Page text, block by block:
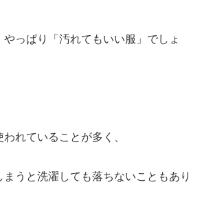
っぱり 「汚れてもいい服」 でしょ
れていることが多く、
うと洗濯しても落ちないこともあり